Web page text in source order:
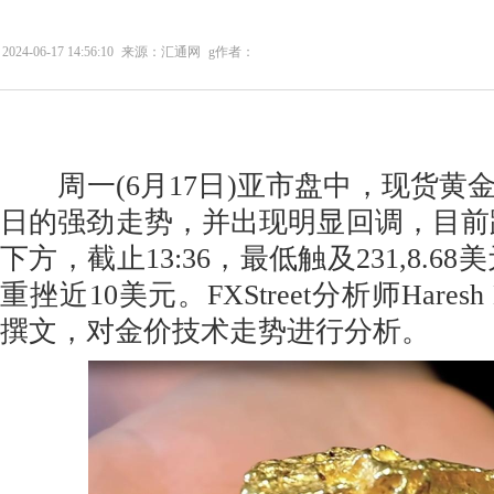
2024-06-17 14:56:10 来源：汇通网 g作者：
周一(6月17日)亚市盘中，现货黄
日的强劲走势，并出现明显回调，目
下方，截止13:36，最低触及231,8.68
重挫近10美元。FXStreet分析师
撰文，对金价技术走势进行分析。